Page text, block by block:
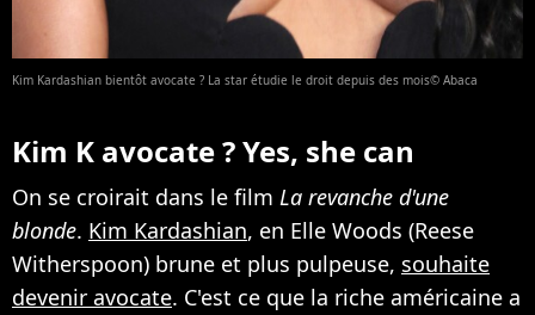
Kim Kardashian bientôt avocate ? La star étudie le droit depuis des mois© Abaca
Kim K avocate ? Yes, she can
On se croirait dans le film La revanche d'une
blonde. Kim Kardashian, en Elle Woods (Reese
Witherspoon) brune et plus pulpeuse, souhaite
devenir avocate. C'est ce que la riche américaine a